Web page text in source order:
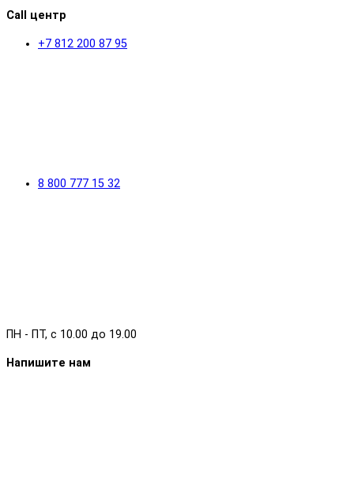
Call центр
+7 812 200 87 95
8 800 777 15 32
ПН - ПТ, с 10.00 до 19.00
Напишите нам